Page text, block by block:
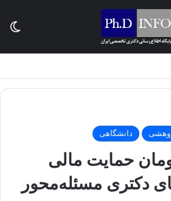
دانشگاهی
تومان حمایت مالی
دکتری مسئله‌محور